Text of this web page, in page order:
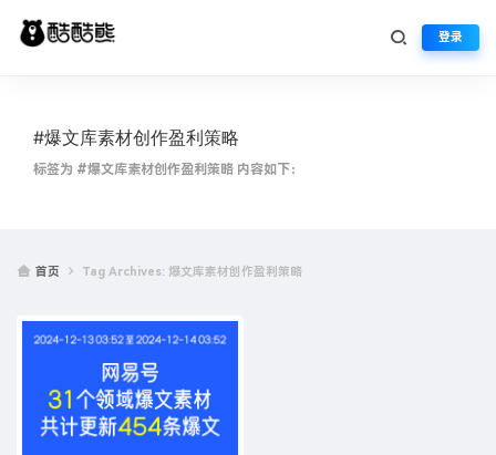
登录
#爆文库素材创作盈利策略
标签为 #爆文库素材创作盈利策略 内容如下：
首页 Tag Archives: 爆文库素材创作盈利策略